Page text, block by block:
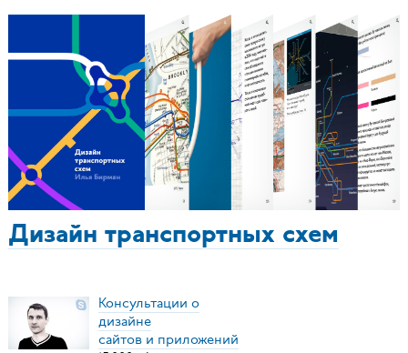
Дизайн транспортных схем
Консультации о
дизайне
сайтов и приложений